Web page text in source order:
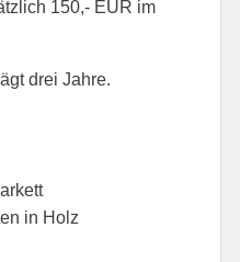
150,- EUR im
drei Jahre.
in Holz